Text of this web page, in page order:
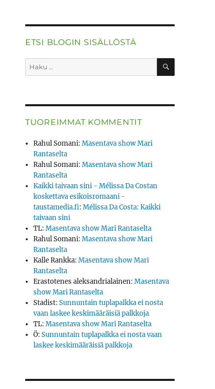
ETSI BLOGIN SISÄLLÖSTÄ
Etsi: HAKU
TUOREIMMAT KOMMENTIT
Rahul Somani:Masentava show Mari
Rantaselta
Rahul Somani:Masentava show Mari
Rantaselta
Kaikki taivaan sini - Mélissa Da Costan
koskettava esikoisromaani -
taustamedia.fi:Mélissa Da Costa: Kaikki
taivaan sini
TL:Masentava show Mari Rantaselta
Rahul Somani:Masentava show Mari
Rantaselta
Kalle Rankka:Masentava show Mari
Rantaselta
Erastotenes aleksandrialainen:Masentava
show Mari Rantaselta
Stadist:Sunnuntain tuplapalkka ei nosta
vaan laskee keskimääräisiä palkkoja
TL:Masentava show Mari Rantaselta
Ö:Sunnuntain tuplapalkka ei nosta vaan
laskee keskimääräisiä palkkoja